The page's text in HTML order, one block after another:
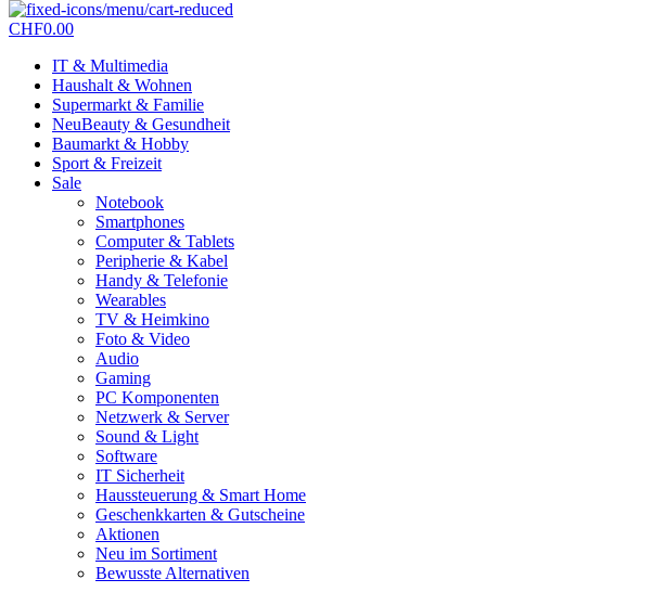
CHF0.00
IT & Multimedia
Haushalt & Wohnen
Supermarkt & Familie
NeuBeauty & Gesundheit
Baumarkt & Hobby
Sport & Freizeit
Sale
Notebook
Smartphones
Computer & Tablets
Peripherie & Kabel
Handy & Telefonie
Wearables
TV & Heimkino
Foto & Video
Audio
Gaming
PC Komponenten
Netzwerk & Server
Sound & Light
Software
IT Sicherheit
Haussteuerung & Smart Home
Geschenkkarten & Gutscheine
Aktionen
Neu im Sortiment
Bewusste Alternativen